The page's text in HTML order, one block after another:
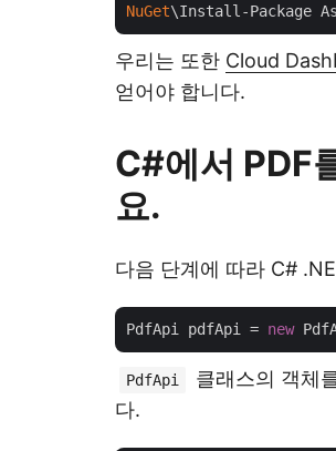
NuGet\Install-Package
우리는 또한 Cloud
얻어야 합니다.
C#에서 PDF
요.
다음 단계에 따라 C#
PdfApi pdfApi = new
PdfApi
클래스의 객체
다.